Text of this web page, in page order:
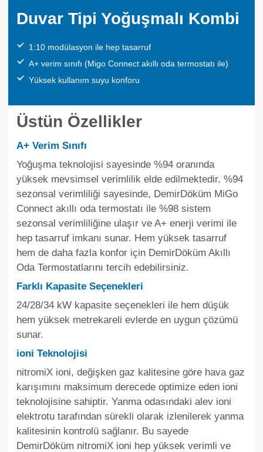
Duvar Tipi Yoğuşmalı Kombi
1:10 modülasyon ile hep tasarruf
A+ verim sınıfı (Migo Connect akıllı oda termostatı ile)
Yüksek kullanım suyu konforu
Üstün Özellikler
A+ Verim Sınıfı
Yoğuşma teknolojisi sayesinde %94 oranında
yüksek mevsimsel verimlilik elde edilmektedir. %94
sezonsal verimliliği sayesinde, DemirDöküm MiGo
Connect akıllı oda termostatı ile %98 sistem
sezonsal verimliliğine ulaşır ve A+ enerji verimi ile
hep tasarruf imkanı sunar. Hem yüksek tasarruf
hem de daha fazla konfor için DemirDöküm Akıllı
Oda Termostatlarını tercih edebilirsiniz.
Farklı Kapasite Seçenekleri
24/28/34 kW kapasite seçenekleri ile hem düşük
hem yüksek metrekareli evlerde en uygun çözümü
sunar.
ioni Teknolojisi
nitromiX ioni, değişken gaz kalitesine göre hava gaz
karışımını maksimum derecede optimize eden ioni
teknolojisine sahiptir. Yanma odasındaki alev ioni
elektrotu tarafından sürekli olarak izlenilerek yanma
kalitesinin kontrolü sağlanır. Bu sayede
DemirDöküm nitromiX ioni hep yüksek verimli ve